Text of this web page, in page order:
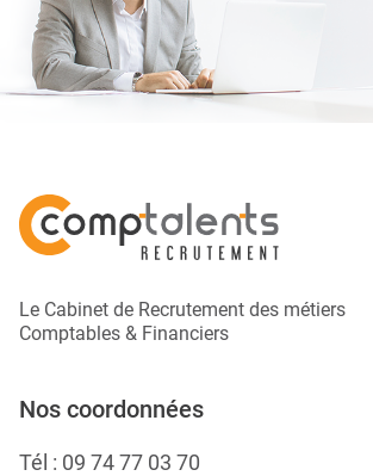
Le Cabinet de Recrutement des métiers
Comptables & Financiers
Nos coordonnées
Tél : 09 74 77 03 70